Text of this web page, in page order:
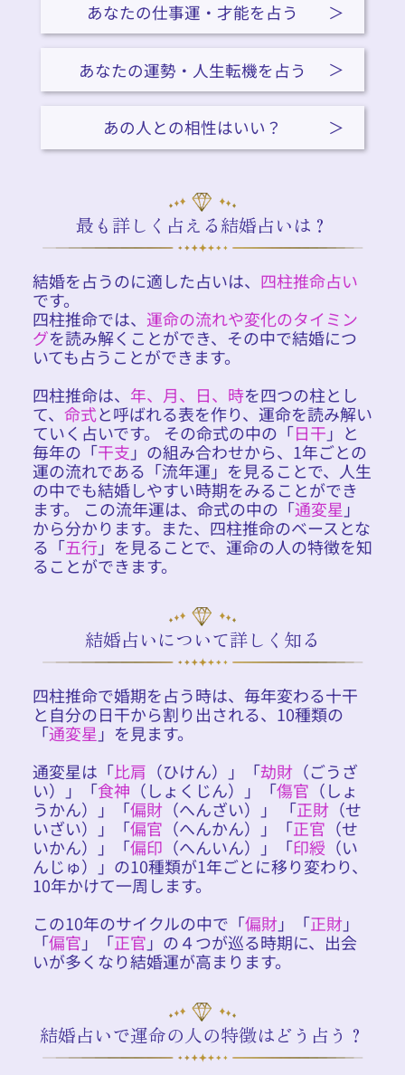
あなたの仕事運・才能を占う
あなたの運勢・人生転機を占う
あの人との相性はいい？
最も詳しく占える結婚占いは？
結婚を占うのに適した占いは、 四柱推命占い
です。
四柱推命では、 運命の流れや変化のタイミン
グを読み解くことができ、その中で結婚につ
いても占うことができます。
四柱推命は、 年、月、日、時を四つの柱とし
て、 命式と呼ばれる表を作り、運命を読み解い
ていく占いです。 その命式の中の「日干 」と
毎年の「干支 」の組み合わせから、1年ごとの
運の流れである「流年運」を見ることで、人生
の中でも結婚しやすい時期をみることができ
ます。 この流年運は、命式の中の「通変星 」
から分かります。また、四柱推命のベースとな
る「五行 」を見ることで、運命の人の特徴を知
ることができます。
結婚占いについて詳しく知る
四柱推命で婚期を占う時は、毎年変わる十干
と自分の日干から割り出される、10種類の
「通変星 」を見ます。
通変星は「比肩 （ひけん）」「劫財（ごうざ
い）」「食神 （しょくじん）」「傷官 （しょ
うかん）」「偏財（へんざい）」 「正財（せ
いざい）」「偏官 （へんかん）」「正官 （せ
いかん）」「偏印 （へんいん）」「印綬 （い
んじゅ）」の10種類が1年ごとに移り変わり、
10年かけて一周します。
この10年のサイクルの中で「偏財」「正財」
「偏官 」「正官 」の４つが巡る時期に、出会
いが多くなり結婚運が高まります。
結婚占いで運命の人の特徴はどう占う？